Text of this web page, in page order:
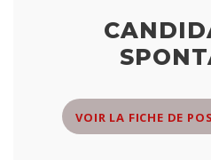
VOIR LA FICHE DE